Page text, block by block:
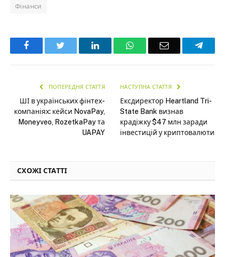
Фінанси
Facebook LinkedInWhatsAppEmail
ПОПЕРЕДНЯ СТАТТЯ
ШІ в українських фінтех-
компаніях: кейси NovaPay,
Moneyveo, RozetkaPay та
UAPAY
НАСТУПНА СТАТТЯ
Ексдиректор Heartland Tri-
State Bank визнав
крадіжку $47 млн заради
інвестицій у криптовалюти
СХОЖІ СТАТТІ